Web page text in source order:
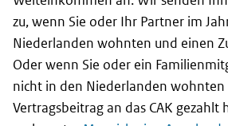
zu, wenn Sie oder Ihr Partner im
Niederlanden wohnten und einen
Oder wenn Sie oder ein
nicht in den Niederlanden wohnten
Vertragsbeitrag an das CAK gezahlt